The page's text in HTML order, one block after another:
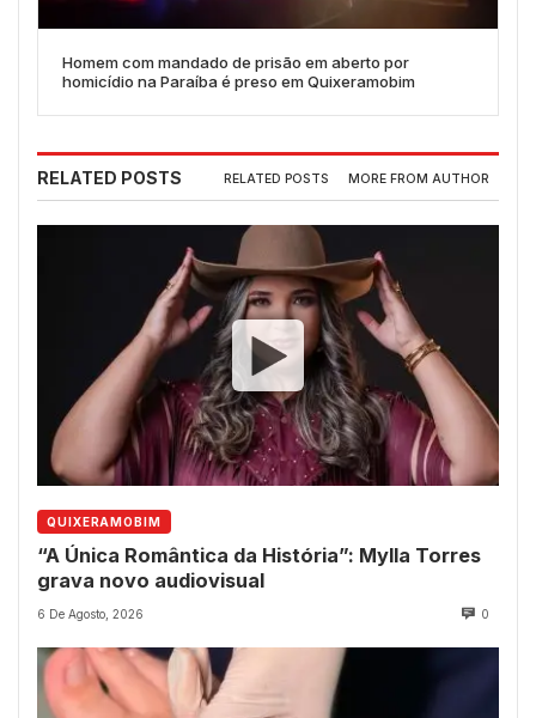
Homem com mandado de prisão em aberto por
homicídio na Paraíba é preso em Quixeramobim
RELATED POSTS RELATED POSTS MORE FROM AUTHOR
QUIXERAMOBIM
“A Única Romântica da História”: Mylla Torres
grava novo audiovisual
6 De Agosto, 2026 0